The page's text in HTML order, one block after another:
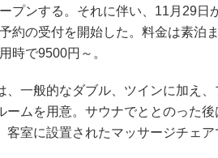
プンする。それに伴い、11月29日
約の受付を開始した。料金は素泊
時で9500円～。
一般的なダブル、ツインに加え、
ームを用意。サウナでととのった後
室に設置されたマッサージチェア